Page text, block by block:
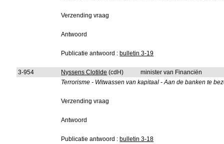
Verzending vraag
Antwoord
Publicatie antwoord : bulletin 3-19
3-954 Nyssens Clotilde (cdH)
minister van Financiën
Terrorisme - Witwassen van kapitaal - Aan de banken te
Verzending vraag
Antwoord
Publicatie antwoord : bulletin 3-18